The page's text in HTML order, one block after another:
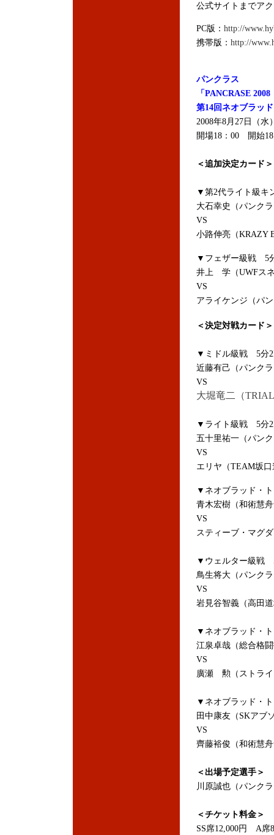
公式サイトまでア
PC版： http://
携帯版： http://
パンクラス
「PANCRASE
第14回ネオブラッ
2008年8月27日（
開場18：00 開始18
＜追加決定カード＞
▼第2代ライト級キ
大石幸史（パンク
VS
小路伸亮（KRAZY
▼フェザー級戦 5
井上 学（UWFス
VS
アライケンジ（パ
＜決定対戦カード＞
▼ミドル級戦 5分
近藤有己（パンク
VS
大堀竜二（
▼ライト級戦 5分
五十里祐一（パン
VS
エリヤ（TEAM坂
▼ネオブラッド・
青木宏樹（和術慧
VS
スティーブ・マグ
▼ウェルター級戦
鳥生将大（パンク
VS
岩見谷智義（高田
▼ネオブラッド・
江泉卓哉（総合格
VS
廣瀬 勲（ストライ
▼ネオブラッド・
田中康友（SKアブ
VS
齊藤裕俊（和術慧
＜出場予定選手＞
川原誠也（パンク
＜チケット料金＞
SS席12,000円 A